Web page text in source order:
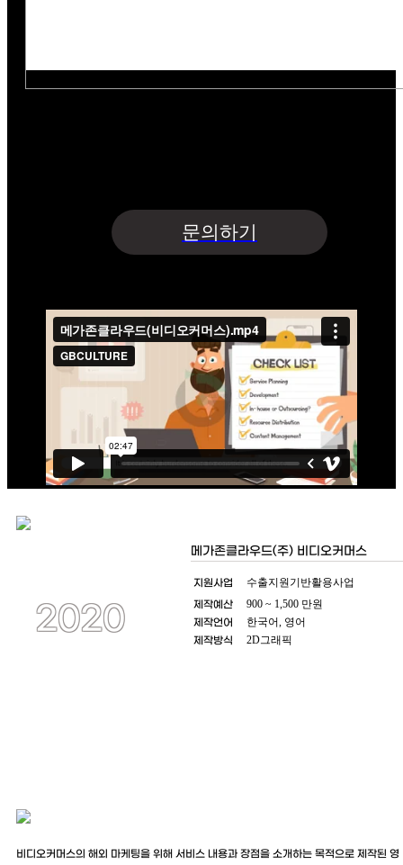
문의하기
2020
메가존클라우드(주) 비디오커머스
지원사업 수출지원기반활용사업
제작예산 900 ~ 1,500 만원
제작언어 한국어, 영어
제작방식 2D그래픽
비디오커머스의 해외 마케팅을 위해 서비스 내용과 장점을 소개하는 목적으로 제작된 영